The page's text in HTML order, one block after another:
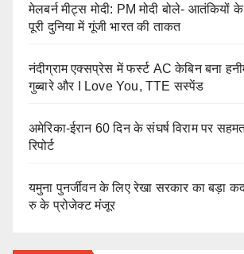
मेलबर्न मीट्स मोदी: PM मोदी बोले- आतंकियों
पूरी दुनिया में गूंजी भारत की ताकत
नंदीग्राम एक्सप्रेस में फर्स्ट AC केबिन बना
गुब्बारे और I Love You, TTE सस्पेंड
अमेरिका-ईरान 60 दिन के संघर्ष विराम पर
रिपोर्ट
यमुना पुनर्जीवन के लिए रेखा सरकार का बड़ा
रु के प्रोजेक्ट मंजूर